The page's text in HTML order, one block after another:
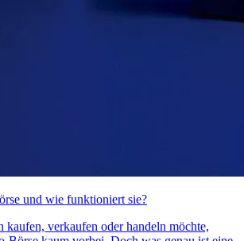
und wie funktioniert sie?
verkaufen oder handeln möchte,